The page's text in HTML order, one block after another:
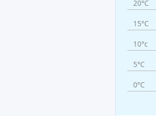
20°C
15°C
10°c
5°C
0°C